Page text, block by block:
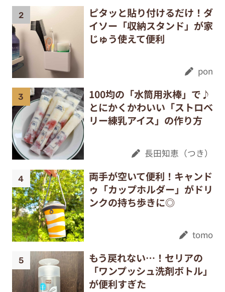
ピタッと貼り付けるだけ！ダ
イソー「収納スタンド」が家
じゅう使えて便利
pon
100均の「水筒用氷棒」で♪
とにかくかわいい「ストロベ
リー練乳アイス」の作り方
長田知恵（つき）
両手が空いて便利！キャンド
ゥ「カップホルダー」がドリ
ンクの持ち歩きに◎
tomo
もう戻れない…！セリアの
「ワンプッシュ洗剤ボトル」
が便利すぎた